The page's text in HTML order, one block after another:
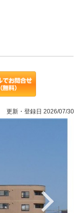
更新・登録日 2026/07/30